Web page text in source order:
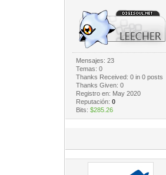
Mensajes: 23
Temas: 0
Thanks Received: 0in 0 posts
Thanks Given: 0
Registro en: May 2020
Reputación: 0
Bits: $285.26